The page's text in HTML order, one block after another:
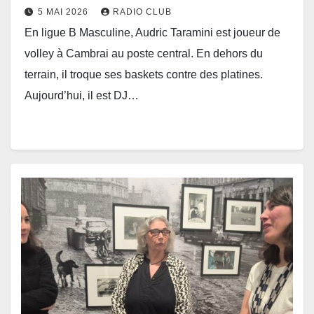
5 MAI 2026 RADIO CLUB
En ligue B Masculine, Audric Taramini est joueur de
volley à Cambrai au poste central. En dehors du
terrain, il troque ses baskets contre des platines.
Aujourd’hui, il est DJ…